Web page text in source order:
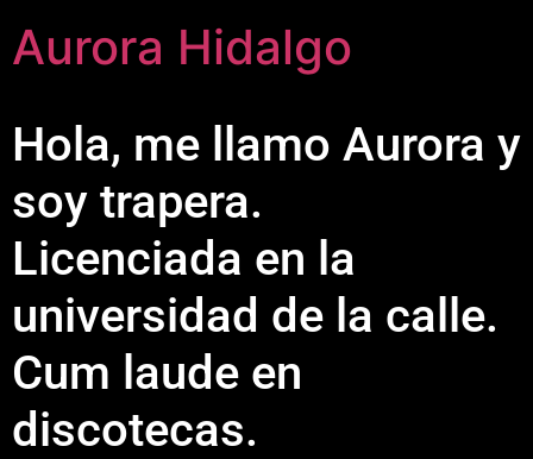
Aurora Hidalgo
Hola, me llamo Aurora y
soy trapera.
Licenciada en la
universidad de la calle.
Cum laude en
discotecas.